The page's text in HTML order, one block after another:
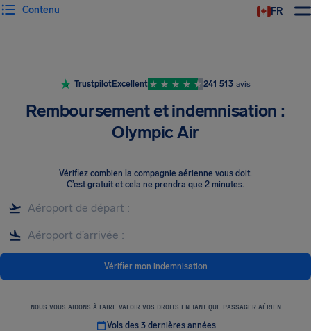
FR
Contenu
TrustpilotExcellent 241 513 avis
Remboursement et indemnisation :
Olympic Air
Vérifiez combien la compagnie aérienne vous doit.
C’est gratuit et cela ne prendra que 2 minutes.
Vérifier mon indemnisation
NOUS VOUS AIDONS À FAIRE VALOIR VOS DROITS EN TANT QUE PASSAGER AÉRIEN
Vols des 3 dernières années